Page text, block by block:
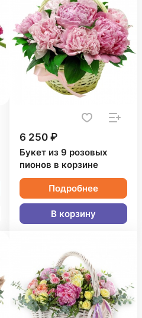
6 250 ₽
Букет из 9 розовых
пионов в корзине
Подробнее
В корзину